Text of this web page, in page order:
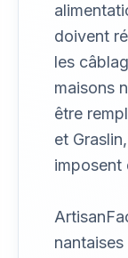
doivent
les
maisons
être
et
imposent